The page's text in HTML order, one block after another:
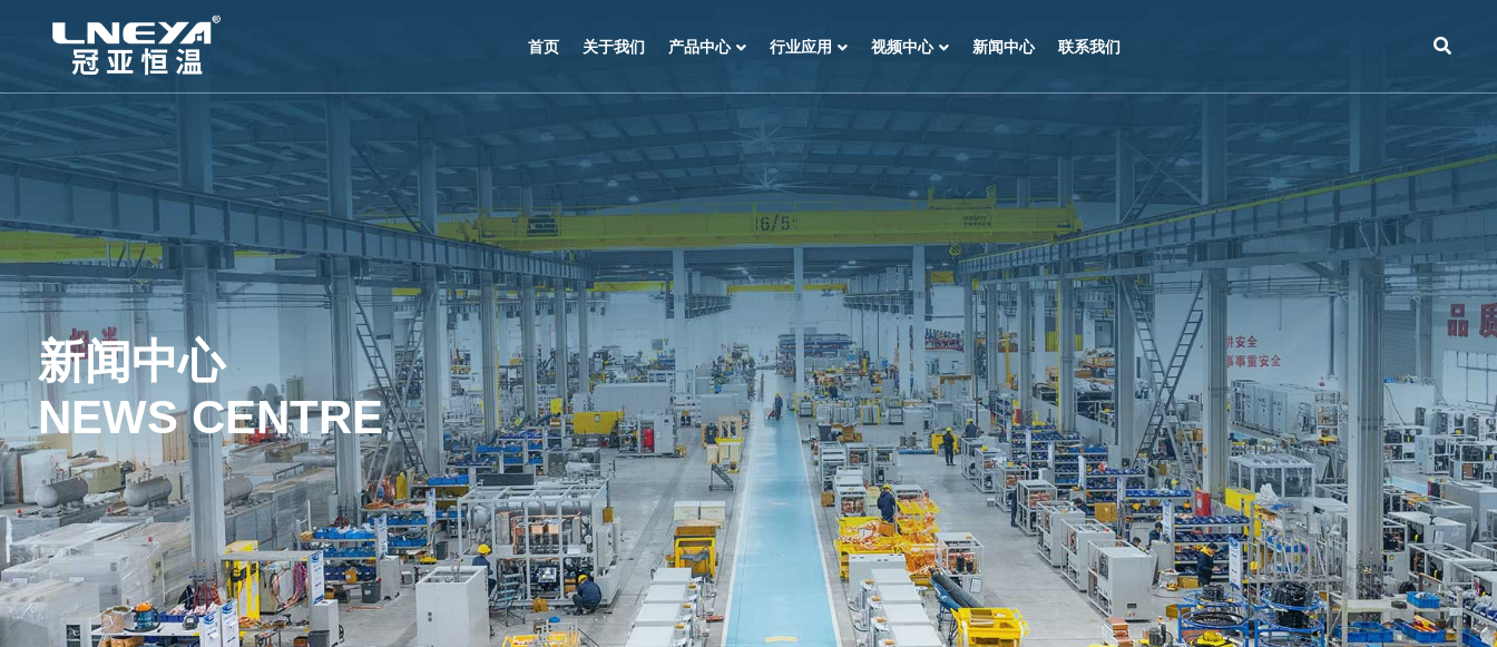
首页 关于我们 产品中心 行业应用 视频中心 新闻中心 联系我们
新闻中心
NEWS CENTRE